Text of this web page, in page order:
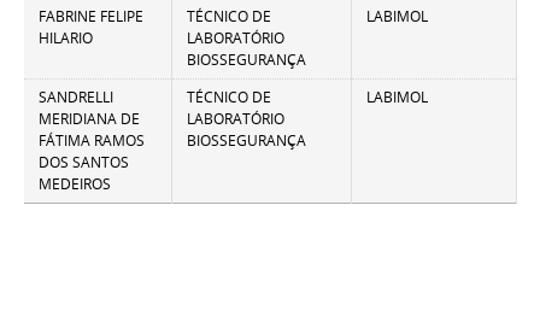
FABRINE FELIPE
HILARIO
TÉCNICO DE
LABORATÓRIO
BIOSSEGURANÇA
LABIMOL
SANDRELLI
MERIDIANA DE
FÁTIMA RAMOS
DOS SANTOS
MEDEIROS
TÉCNICO DE
LABORATÓRIO
BIOSSEGURANÇA
LABIMOL